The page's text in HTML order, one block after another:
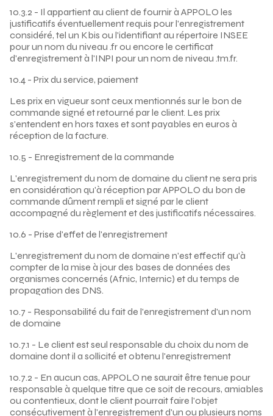
10.3.2 - Il appartient au client de fournir à APPOLO les
justificatifs éventuellement requis pour l'enregistrement
considéré, tel un Kbis ou l'identifiant au répertoire INSEE
pour un nom du niveau .fr ou encore le certificat
d'enregistrement à l'INPI pour un nom de niveau .tm.fr.
10.4 - Prix du service, paiement
Les prix en vigueur sont ceux mentionnés sur le bon de
commande signé et retourné par le client. Les prix
s'entendent en hors taxes et sont payables en euros à
réception de la facture.
10.5 - Enregistrement de la commande
L'enregistrement du nom de domaine du client ne sera pris
en considération qu'à réception par APPOLO du bon de
commande dûment rempli et signé par le client
accompagné du règlement et des justificatifs nécessaires.
10.6 - Prise d'effet de l'enregistrement
L'enregistrement du nom de domaine n'est effectif qu'à
compter de la mise à jour des bases de données des
organismes concernés (Afnic, Internic) et du temps de
propagation des DNS.
10.7 - Responsabilité du fait de l'enregistrement d'un nom
de domaine
10.7.1 - Le client est seul responsable du choix du nom de
domaine dont il a sollicité et obtenu l'enregistrement
10.7.2 - En aucun cas, APPOLO ne saurait être tenue pour
responsable à quelque titre que ce soit de recours, amiables
ou contentieux, dont le client pourrait faire l'objet
consécutivement à l'enregistrement d'un ou plusieurs noms